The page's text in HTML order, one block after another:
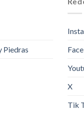
Piedras
X
Tik